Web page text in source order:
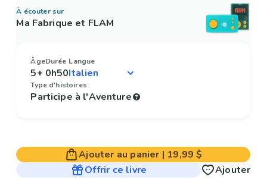
À écouter sur
Ma Fabrique et FLAM
Âge
5+
Durée
0h50
Langue
Type d'histoires
Participe à l'Aventure
Ajouter au panier | 19,99 $
Offrir ce livre
Ajouter